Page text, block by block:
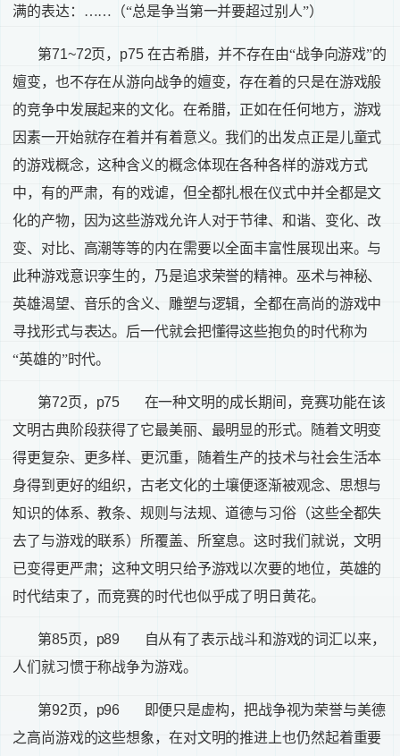
满的表达：……（“总是争当第一并要超过别人”）
第71~72页， p75 在古希腊，并不存在由“战争向游戏”的
嬗变，也不存在从游向战争的嬗变，存在着的只是在游戏般
的竞争中发展起来的文化。在希腊，正如在任何地方，游戏
因素一开始就存在着并有着意义。我们的出发点正是儿童式
的游戏概念，这种含义的概念体现在各种各样的游戏方式
中，有的严肃，有的戏谑，但全都扎根在仪式中并全都是文
化的产物，因为这些游戏允许人对于节律、和谐、变化、改
变、对比、高潮等等的内在需要以全面丰富性展现出来。与
此种游戏意识孪生的，乃是追求荣誉的精神。巫术与神秘、
英雄渴望、音乐的含义、雕塑与逻辑，全都在高尚的游戏中
寻找形式与表达。后一代就会把懂得这些抱负的时代称为
“英雄的”时代。
第72页， p75 在一种文明的成长期间，竞赛功能在该
文明古典阶段获得了它最美丽、最明显的形式。随着文明变
得更复杂、更多样、更沉重，随着生产的技术与社会生活本
身得到更好的组织，古老文化的土壤便逐渐被观念、思想与
知识的体系、教条、规则与法规、道德与习俗（这些全都失
去了与游戏的联系）所覆盖、所窒息。这时我们就说，文明
已变得更严肃；这种文明只给予游戏以次要的地位，英雄的
时代结束了，而竞赛的时代也似乎成了明日黄花。
第85页， p89
自从有了表示战斗和游戏的词汇以来，
人们就习惯于称战争为游戏。
第92页， p96
即便只是虚构，把战争视为荣誉与美德
之高尚游戏的这些想象，在对文明的推进上也仍然起着重要